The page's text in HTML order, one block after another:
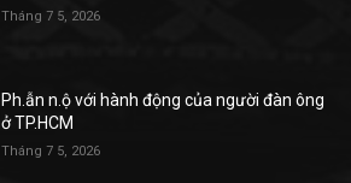
Tháng 7 5, 2026
Ph.ẫn n.ộ với hành động của người đàn ông
ở TP.HCM
Tháng 7 5, 2026